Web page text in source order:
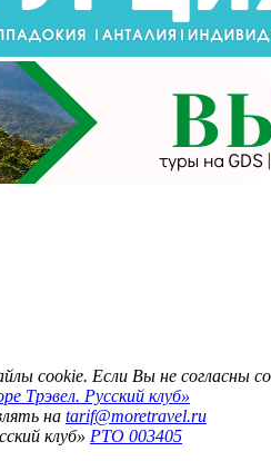
cookie. Если Вы не согласны
Трэвел. Русский клуб»
на tarif@moretravel.ru
клуб» РТО 003405